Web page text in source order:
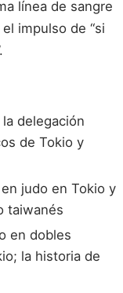
línea de sangre
impulso de “si
delegación
de Tokio y
judo en Tokio y
taiwanés
en dobles
la historia de